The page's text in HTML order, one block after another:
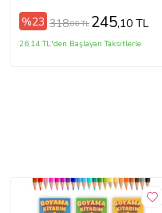
%23 318,00 TL 245,10 TL
26,14 TL'den Başlayan Taksitlerle